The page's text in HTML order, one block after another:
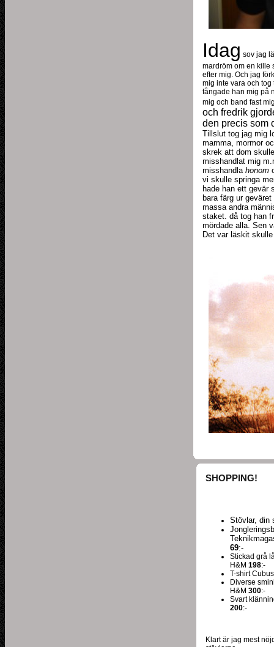
Idag sov jag
mardröm om en kille
efter mig. Och jag
mig inte vara och
fångade han mig på
mig och band fast
och fredrik
den precis som
Tillslut tog jag mig
mamma, mormor
skrek att dom
misshandlat mig
misshandla honom
vi skulle springa
hade han ett gevär
bara färg ur
massa andra
staket. då tog han
mördade alla. Sen
Det var läskit
SHOPPING!
Stövlar, din
69:-
Stickad grå
H&M 198:-
T-shirt
Diverse
H&M 300:-
Svart
200:-
Klart är jag mest